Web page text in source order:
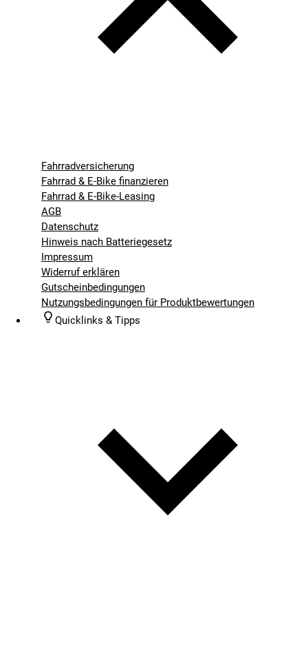
Fahrradversicherung
Fahrrad & E-Bike finanzieren
Fahrrad & E-Bike-Leasing
AGB
Datenschutz
Hinweis nach Batteriegesetz
Impressum
Widerruf erklären
Gutscheinbedingungen
Nutzungsbedingungen für Produktbewertungen
Quicklinks & Tipps